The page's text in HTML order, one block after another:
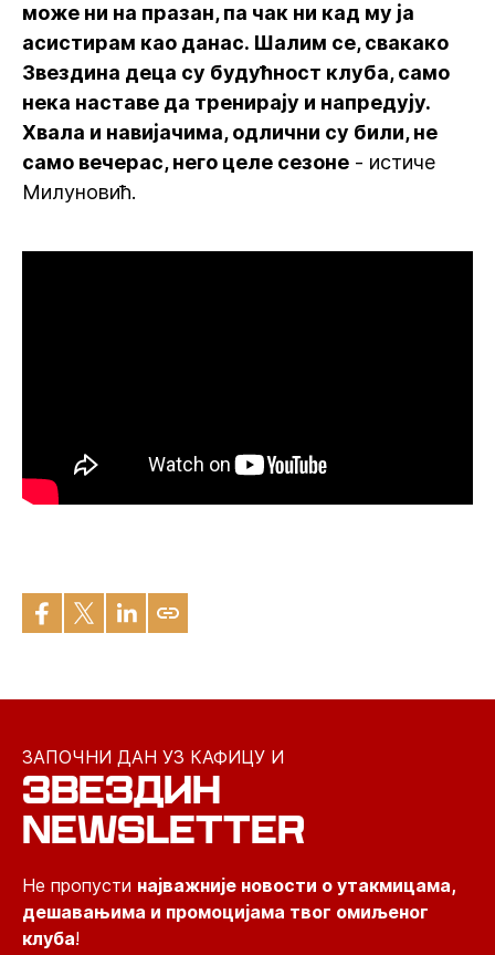
може ни на празан, па чак ни кад му ја
асистирам као данас. Шалим се, свакако
Звездина деца су будућност клуба, само
нека наставе да тренирају и напредују.
Хвала и навијачима, одлични су били, не
само вечерас, него целе сезоне - истиче
Милуновић.
ЗАПОЧНИ ДАН УЗ КАФИЦУ И
ЗВЕЗДИН
NEWSLETTER
Не пропусти најважније новости о утакмицама,
дешавањима и промоцијама твог омиљеног
клуба!